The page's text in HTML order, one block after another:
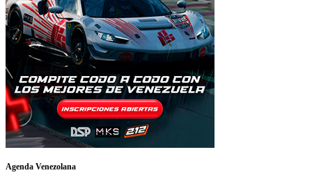
Agenda Venezolana